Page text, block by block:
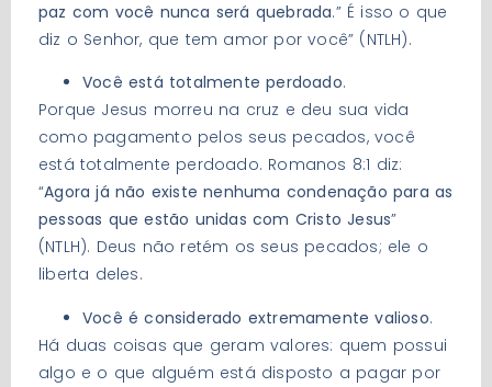
paz com você nunca será quebrada.” É isso o que
diz o Senhor, que tem amor por você” (NTLH).
Você está totalmente perdoado.
Porque Jesus morreu na cruz e deu sua vida
como pagamento pelos seus pecados, você
está totalmente perdoado. Romanos 8:1 diz:
“Agora já não existe nenhuma condenação para as
pessoas que estão unidas com Cristo Jesus”
(NTLH). Deus não retém os seus pecados; ele o
liberta deles.
Você é considerado extremamente valioso.
Há duas coisas que geram valores: quem possui
algo e o que alguém está disposto a pagar por